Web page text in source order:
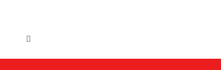
Toggle